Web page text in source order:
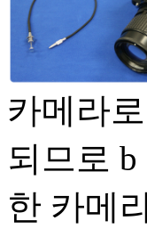
카메라
되므로
한 카메